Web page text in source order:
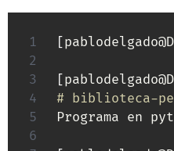
[
[
# biblioteca-
Programa en